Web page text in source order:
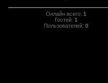
Онлайн всего:1
Гостей:1
Пользователей:0